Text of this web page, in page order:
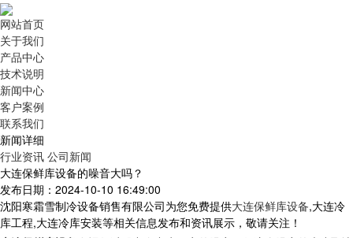
网站首页
关于我们
产品中心
技术说明
新闻中心
客户案例
联系我们
新闻详细
行业资讯 公司新闻
大连保鲜库设备的噪音大吗？
发布日期：2024-10-10 16:49:00
沈阳寒霜雪制冷设备销售有限公司为您免费提供大连保鲜库设备,大连冷
库工程,大连冷库安装等相关信息发布和资讯展示，敬请关注！